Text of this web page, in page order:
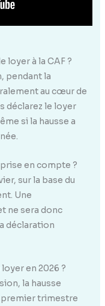
loyer à la CAF ?
pendant la
au cœur de
déclarez le loyer
si la hausse a
en compte ?
sur la base du
Une
ne sera donc
déclaration
en 2026 ?
la hausse
premier trimestre